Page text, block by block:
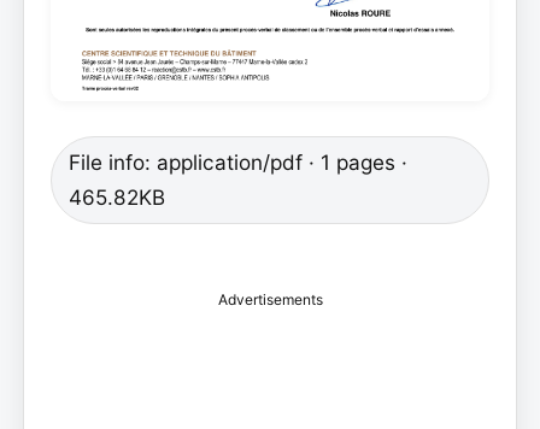
File info: application/pdf · 1 pages ·
465.82KB
Advertisements